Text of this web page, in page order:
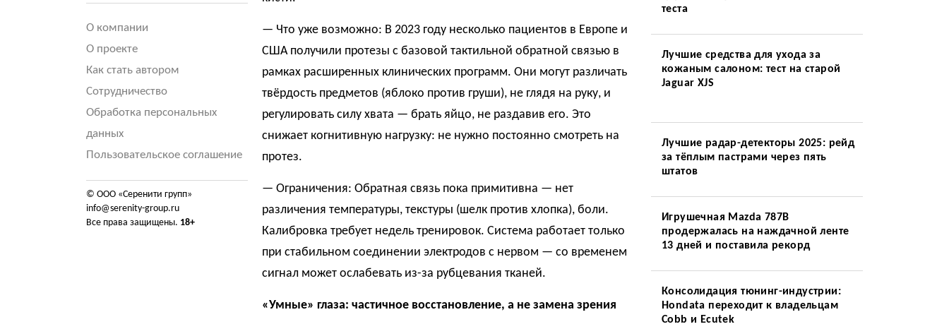
О компании
О проекте
Как стать автором
Сотрудничество
Обработка персональных
данных
Пользовательское соглашение
© ООО «Серенити групп»
info@serenity-group.ru
Все права защищены. 18+
— Что уже возможно: В 2023 году несколько пациентов в Европе и
США получили протезы с базовой тактильной обратной связью в
рамках расширенных клинических программ. Они могут различать
твёрдость предметов (яблоко против груши), не глядя на руку, и
регулировать силу хвата — брать яйцо, не раздавив его. Это
снижает когнитивную нагрузку: не нужно постоянно смотреть на
протез.
— Ограничения: Обратная связь пока примитивна — нет
различения температуры, текстуры (шелк против хлопка), боли.
Калибровка требует недель тренировок. Система работает только
при стабильном соединении электродов с нервом — со временем
сигнал может ослабевать из-за рубцевания тканей.
«Умные» глаза: частичное восстановление, а не замена зрения
теста
Лучшие средства для ухода за
кожаным салоном: тест на старой
Jaguar XJS
Лучшие радар-детекторы 2025: рейд
за тёплым пастрами через пять
штатов
Игрушечная Mazda 787B
продержалась на наждачной ленте
13 дней и поставила рекорд
Консолидация тюнинг-индустрии:
Hondata переходит к владельцам
Cobb и Ecutek